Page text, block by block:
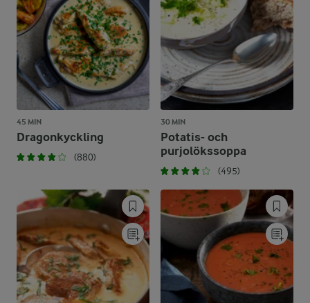
45 MIN
Dragonkyckling
(880)
30 MIN
Potatis- och
purjolökssoppa
(495)